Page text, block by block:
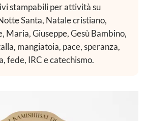
stampabili per attività su
Santa, Natale cristiano,
Maria, Giuseppe, Gesù Bambino,
mangiatoia, pace, speranza,
fede, IRC e catechismo.